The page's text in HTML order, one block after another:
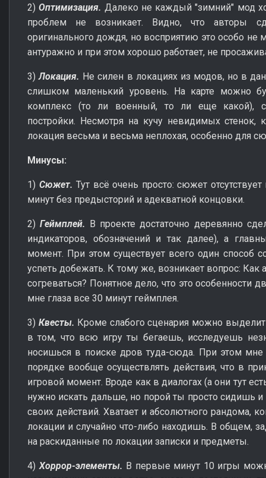
2)Оптимизация.Далеко не каждый "зимний" мод
проблем не возникает. Видно, что авторы
оригинального дождя, но восприятию это особо
антуражно и при этом хорошо работает, не
3)Локация. Не силен в локациях из модов, но в
слишком маленький уровень. На карте можно
комплекс (то ли военный, то ли еще какой),
постройки. Несмотря на кучу невидимых стенок,
локация весьма и весьма неплохая, особенно для
Минусы:
1) Сюжет.Тут всё очень просто: сюжет
минут без предысторий и адекватной концовки.
2)Геймплей.
В проекте достаточно деревянно
индикаторов, обозначений и так далее), а
момент. При этом существует всего один способ
успеть добежать. К тому же, возникает вопрос: Как
согреваться? Понятное дело, что это особенности
мне глаза все 30 минут геймплея.
3) Квесты. Кроме слабого сценария можно
в том, что всю игру ты бегаешь, исследуешь
носишься в поиске дров туда-сюда. При этом
порядке вообще осуществлять действия, что в
игровой момент. Вроде как в диалогах (а они тут
нужно искать дальше, но порой ты просто сидишь
своих действий. Хватает и абсолютного рандома,
локации и случайно что-либо находишь. В общем,
на раскиданные по локации записки и предметы.
4)Хоррор-элементы. В первые минут 10 игры